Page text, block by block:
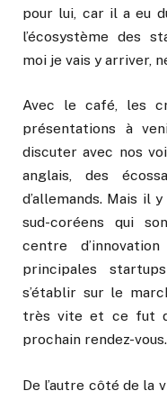
pour lui, car il a eu
l’écosystème des
moi je vais y arriver,
Avec le café, les
présentations à
discuter avec nos
anglais, des
d’allemands. Mais il
sud-coréens qui
centre d’innovation
principales
s’établir sur le
très vite et ce fut
prochain rendez-vous.
De l’autre côté de la